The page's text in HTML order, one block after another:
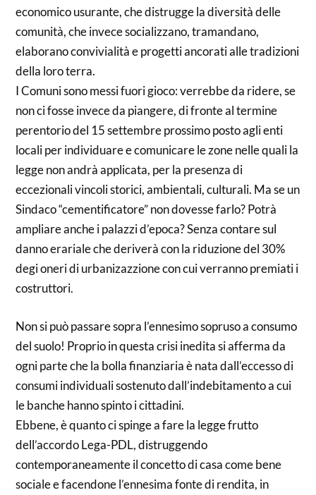
economico usurante, che distrugge la diversità delle
comunità, che invece socializzano, tramandano,
elaborano convivialità e progetti ancorati alle tradizioni
della loro terra.
I Comuni sono messi fuori gioco: verrebbe da ridere, se
non ci fosse invece da piangere, di fronte al termine
perentorio del 15 settembre prossimo posto agli enti
locali per individuare e comunicare le zone nelle quali la
legge non andrà applicata, per la presenza di
eccezionali vincoli storici, ambientali, culturali. Ma se un
Sindaco “cementificatore” non dovesse farlo? Potrà
ampliare anche i palazzi d’epoca? Senza contare sul
danno erariale che deriverà con la riduzione del 30%
degi oneri di urbanizazzione con cui verranno premiati i
costruttori.
Non si può passare sopra l’ennesimo sopruso a consumo
del suolo! Proprio in questa crisi inedita si afferma da
ogni parte che la bolla finanziaria è nata dall’eccesso di
consumi individuali sostenuto dall’indebitamento a cui
le banche hanno spinto i cittadini.
Ebbene, è quanto ci spinge a fare la legge frutto
dell’accordo Lega-PDL, distruggendo
contemporaneamente il concetto di casa come bene
sociale e facendone l’ennesima fonte di rendita, in